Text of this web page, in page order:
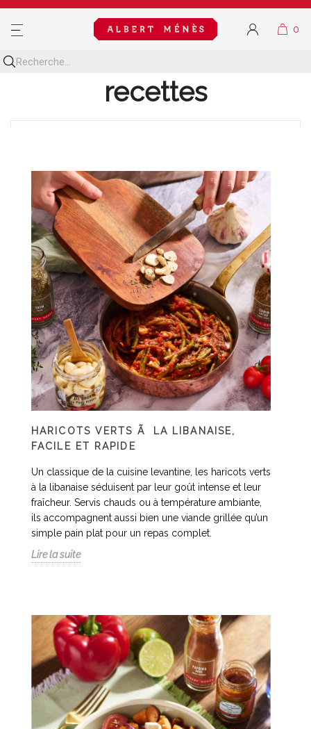
MENU
Découvrez toutes nos
recettes
HARICOTS VERTS Ã LA LIBANAISE,
FACILE ET RAPIDE
Un classique de la cuisine levantine, les haricots verts
à la libanaise séduisent par leur goût intense et leur
fraîcheur. Servis chauds ou à température ambiante,
ils accompagnent aussi bien une viande grillée qu’un
simple pain plat pour un repas complet.
Lire la suite